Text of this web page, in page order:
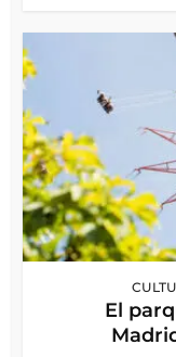
El